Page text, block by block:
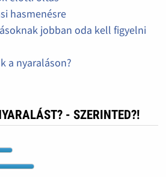
hasmenésre
jobban oda kell figyelni
a nyaraláson?
- SZERINTED?!